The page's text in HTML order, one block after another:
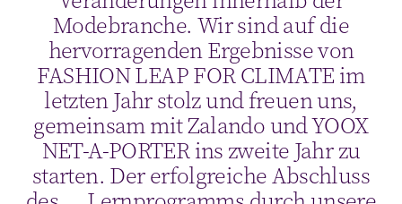
Modebranche. Wir sind auf die
hervorragenden Ergebnisse von
FASHION LEAP FOR CLIMATE im
letzten Jahr stolz und freuen uns,
gemeinsam mit Zalando und YOOX
NET-A-PORTER ins zweite Jahr zu
starten. Der erfolgreiche Abschluss